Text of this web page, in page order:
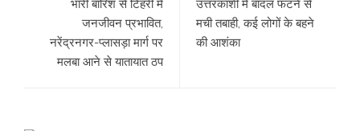
भारी बारिश से टिहरी में
जनजीवन प्रभावित,
नरेंद्रनगर-प्लासड़ा मार्ग पर
मलबा आने से यातायात ठप
उत्तरकाशी में बादल फटने से
मची तबाही, कई लोगों के बहने
की आशंका